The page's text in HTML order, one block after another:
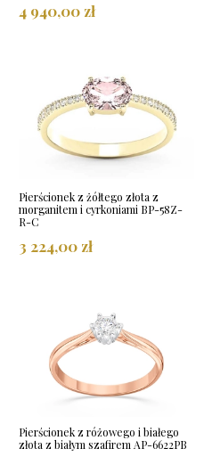
4 940,00 zł
Pierścionek z żółtego złota z
morganitem i cyrkoniami BP-58Z-
R-C
3 224,00 zł
Pierścionek z różowego i białego
złota z białym szafirem AP-6622PB